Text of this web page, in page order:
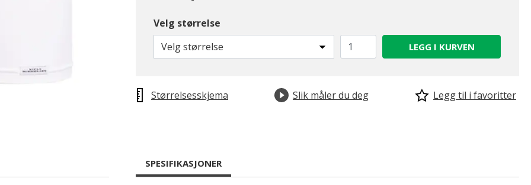
Velg størrelse
Velg størrelse
LEGG I KURVEN
Størrelsesskjema Slik måler du deg Legg til i favoritter
SPESIFIKASJONER